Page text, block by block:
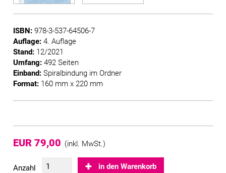
ISBN: 978-3-537-64506-7
Auflage: 4. Auflage
Stand: 12/2021
Umfang: 492 Seiten
Einband: Spiralbindung im Ordner
Format: 160 mm x 220 mm
EUR 79,00 (inkl. MwSt.)
Anzahl in den Warenkorb